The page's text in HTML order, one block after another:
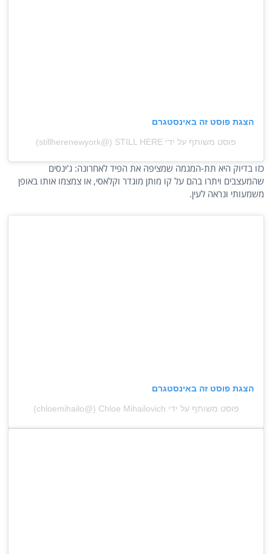
הצגת פוסט זה באינסטגרם
פוסט משותף על ידי ‏‎STILL HERE‎‏ (@‏‎stillherenewyork‎‏)
כזו בדיוק היא תת-המגמה שמציפה את הפיד לאחרונה: ג'ינסים
שהמעצבים ויתרו בהם על קו מותן מוגדר וקלאסי, או צמצמו אותו באופן
משמעותי ונראה לעין.
הצגת פוסט זה באינסטגרם
פוסט משותף על ידי ‏‎Chloe Mihailovich‎‏ (@‏‎chloemihailo‎‏)